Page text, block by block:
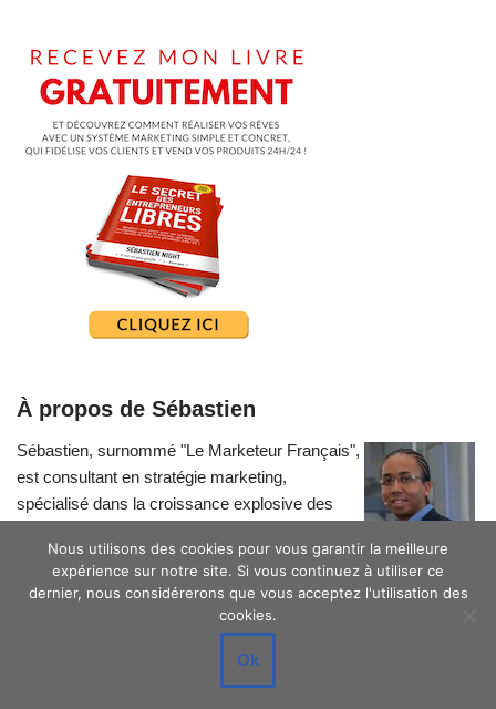
À propos de Sébastien
Sébastien, surnommé "Le Marketeur Français",
est consultant en stratégie marketing,
spécialisé dans la croissance explosive des
Nous utilisons des cookies pour vous garantir la meilleure
expérience sur notre site. Si vous continuez à utiliser ce
dernier, nous considérerons que vous acceptez l'utilisation des
cookies.
Ok